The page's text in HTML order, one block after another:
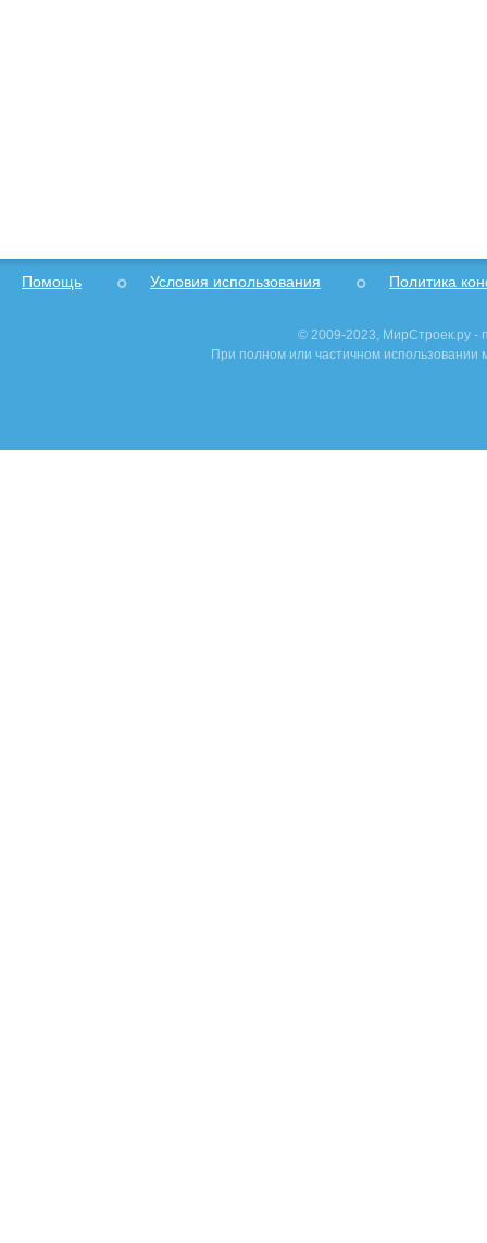
Помощь Условия использования Политика
© 2009-2023, МирСтроек.ру -
При полном или частичном использовании